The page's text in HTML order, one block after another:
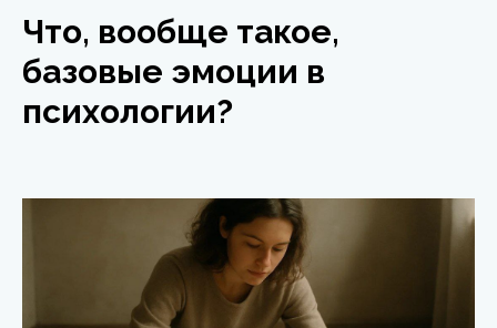
Что, вообще такое,
базовые эмоции в
психологии?